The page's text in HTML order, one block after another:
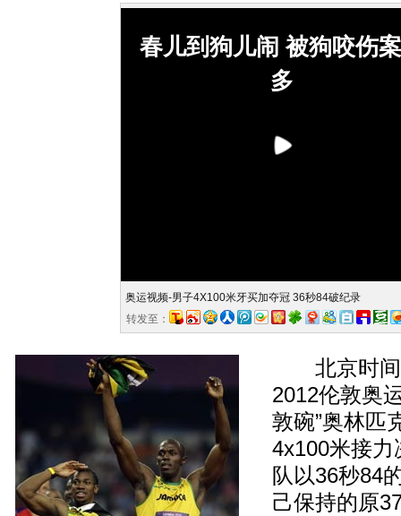
春儿到狗儿闹 被狗咬伤
多
奥运视频-男子4X100米牙买加夺冠 36秒84破纪录
转发至：
北京时间
2012伦敦奥
敦碗”奥林匹
4x100米接
队以36秒84
己保持的原